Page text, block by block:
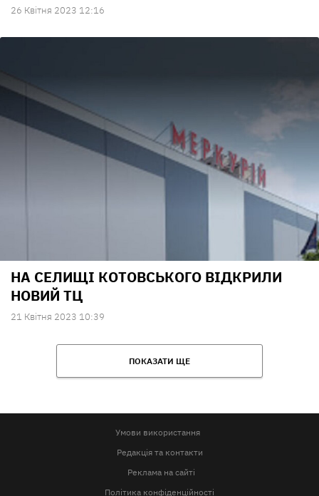
26 Квiтня 2023 12:16
НА СЕЛИЩІ КОТОВСЬКОГО ВІДКРИЛИ
НОВИЙ ТЦ
21 Квiтня 2023 10:39
ПОКАЗАТИ ЩЕ
Умови використання
Редакція та контакти
Реклама на сайті
Політика конфіденційності